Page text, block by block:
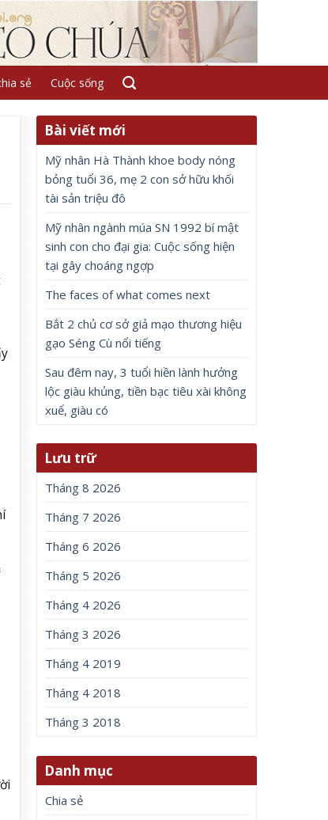
sẻ Cuộc sống
Bài viết mới
Mỹ nhân Hà Thành khoe body nóng
bỏng tuổi 36, mẹ 2 con sở hữu khối
tài sản triệu đô
Mỹ nhân ngành múa SN 1992 bí mật
sinh con cho đại gia: Cuộc sống hiện
tại gây choáng ngợp
The faces of what comes next
Bắt 2 chủ cơ sở giả mạo thương hiệu
gạo Séng Cù nổi tiếng
Sau đêm nay, 3 tuổi hiền lành hưởng
lộc giàu khủng, tiền bạc tiêu xài không
xuể, giàu có
Lưu trữ
Tháng 8 2026
Tháng 7 2026
Tháng 6 2026
Tháng 5 2026
Tháng 4 2026
Tháng 3 2026
Tháng 4 2019
Tháng 4 2018
Tháng 3 2018
Danh mục
Chia sẻ